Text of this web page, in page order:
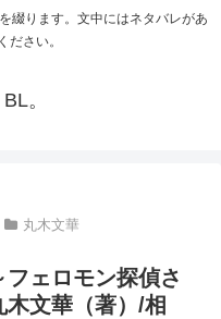
綴ります。文中にはネタバレがあ
ださい。
。
丸木文華
ェロモン探偵さ
文華（著）/相